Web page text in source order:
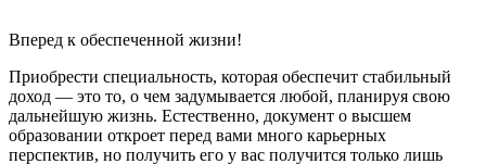
Вперед к обеспеченной жизни!
Приобрести специальность, которая обеспечит стабильный
доход — это то, о чем задумывается любой, планируя свою
дальнейшую жизнь. Естественно, документ о высшем
образовании откроет перед вами много карьерных
перспектив, но получить его у вас получится только лишь